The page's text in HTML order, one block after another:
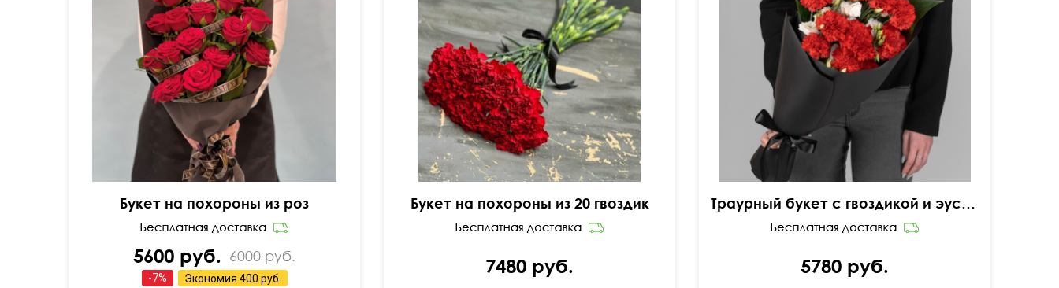
Цветы выложенны каскадом, добавлена
траурная лента
Букет на похороны из роз
5600 руб. 6000 руб.
-7% Экономия 400 руб.
Под черную ленту
Букет на похороны из 20 гвоздик
7480 руб.
Добавлены листья аспидистры
Траурный букет с гвоздикой и эустомой
5780 руб.